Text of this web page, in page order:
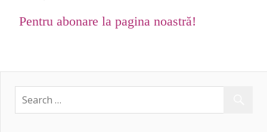
Pentru abonare la pagina noastră!